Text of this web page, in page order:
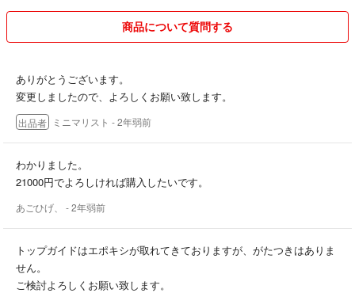
商品について質問する
ありがとうございます。
変更しましたので、よろしくお願い致します。
出品者 ミニマリスト - 2年弱前
わかりました。
21000円でよろしければ購入したいです。
あごひげ、 - 2年弱前
トップガイドはエポキシが取れてきておりますが、がたつきはありま
せん。
ご検討よろしくお願い致します。